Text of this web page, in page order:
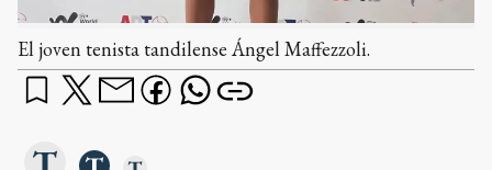
El joven tenista tandilense Ángel Maffezzoli.